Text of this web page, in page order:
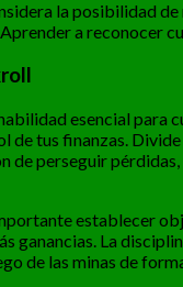
la posibilidad
a reconocer
esencial
tus finanzas.
perseguir
establecer
ganancias. La
de las minas de